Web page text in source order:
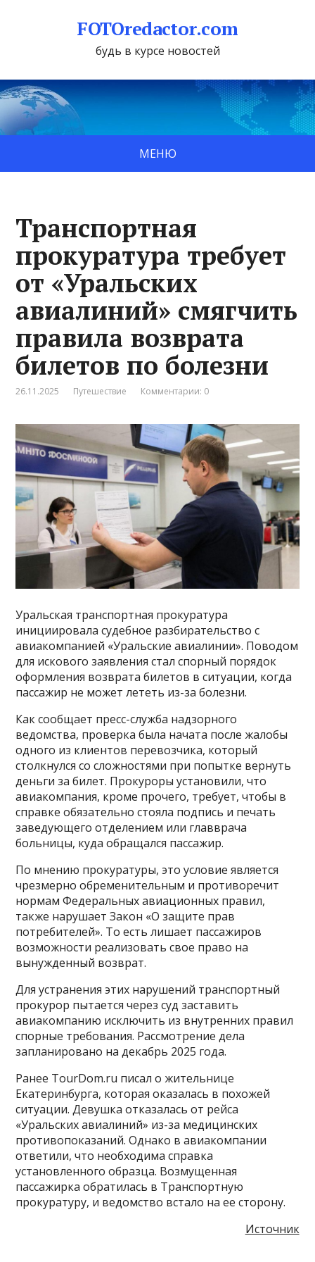
FOTOredactor.com
будь в курсе новостей
МЕНЮ
Транспортная
прокуратура требует
от «Уральских
авиалиний» смягчить
правила возврата
билетов по болезни
26.11.2025 Путешествие Комментарии: 0
Уральская транспортная прокуратура
инициировала судебное разбирательство с
авиакомпанией «Уральские авиалинии». Поводом
для искового заявления стал спорный порядок
оформления возврата билетов в ситуации, когда
пассажир не может лететь из-за болезни.
Как сообщает пресс-служба надзорного
ведомства, проверка была начата после жалобы
одного из клиентов перевозчика, который
столкнулся со сложностями при попытке вернуть
деньги за билет. Прокуроры установили, что
авиакомпания, кроме прочего, требует, чтобы в
справке обязательно стояла подпись и печать
заведующего отделением или главврача
больницы, куда обращался пассажир.
По мнению прокуратуры, это условие является
чрезмерно обременительным и противоречит
нормам Федеральных авиационных правил,
также нарушает Закон «О защите прав
потребителей». То есть лишает пассажиров
возможности реализовать свое право на
вынужденный возврат.
Для устранения этих нарушений транспортный
прокурор пытается через суд заставить
авиакомпанию исключить из внутренних правил
спорные требования. Рассмотрение дела
запланировано на декабрь 2025 года.
Ранее TourDom.ru писал о жительнице
Екатеринбурга, которая оказалась в похожей
ситуации. Девушка отказалась от рейса
«Уральских авиалиний» из-за медицинских
противопоказаний. Однако в авиакомпании
ответили, что необходима справка
установленного образца. Возмущенная
пассажирка обратилась в Транспортную
прокуратуру, и ведомство встало на ее сторону.
Источник